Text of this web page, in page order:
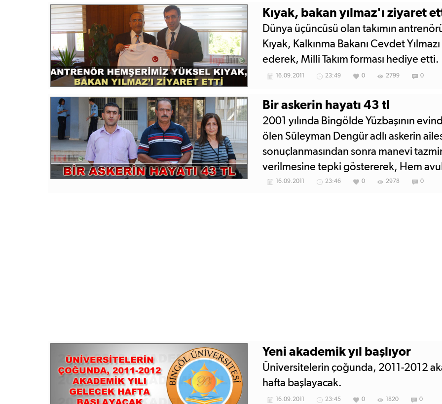
Kıyak, bakan yılmaz'ı ziyaret
Dünya üçüncüsü olan takımın
Kıyak, Kalkınma Bakanı Cevdet
ederek, Milli Takım forması hediye etti.
16.09.2011 23:49 0 2799 0
Bir askerin hayatı 43 tl
2001 yılında Bingölde Yüzbaşının
ölen Süleyman Dengür adlı askerin
sonuçlanmasından sonra manevi
verilmesine tepki göstererek, Hem
mağduruyuz. Adalet hiçbir şekilde
16.09.2011 23:46 0 2978 0
Yeni akademik yıl başlıyor
Üniversitelerin çoğunda, 2011-2012
hafta başlayacak.
16.09.2011 23:45 0 1820 0